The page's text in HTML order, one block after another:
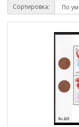
Сортировка: